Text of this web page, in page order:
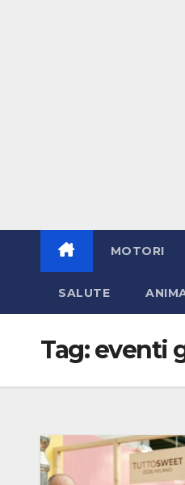
MOTORI
SALUTE
Tag:eventi